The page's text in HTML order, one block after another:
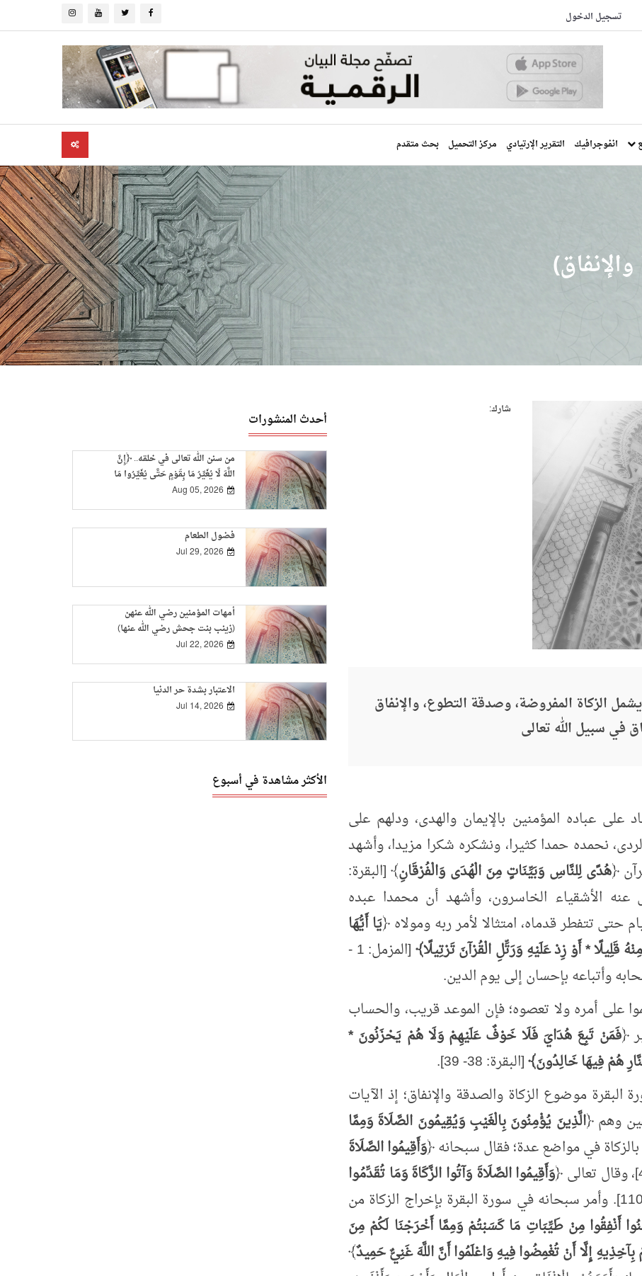
تسجيل الدخول
انفوجرافيك التقرير الإرتيادي مركز التحميل بحث متقدم
شارك:
الزكاة المفروضة، وصدقة التطوع، والإنفاق
في سبيل الله تعالى
على عباده المؤمنين بالإيمان والهدى، ودلهم على
نحمده حمدا كثيرا، ونشكره شكرا مزيدا، وأشهد
﴿هُدًى لِلنَّاسِ وَبَيِّنَاتٍ مِنَ الْهُدَى وَالْفُرْقَانِ﴾ [البقرة:
عنه الأشقياء الخاسرون، وأشهد أن محمدا عبده
حتى تتفطر قدماه، امتثالا لأمر ربه ومولاه ﴿يَا أَيُّهَا
قَلِيلًا * أَوْ زِدْ عَلَيْهِ وَرَتِّلِ الْقُرْآنَ تَرْتِيلًا﴾
[المزمل: 1 -
على أمره ولا تعصوه؛ فإن الموعد قريب، والحساب
﴿فَمَنْ تَبِعَ هُدَايَ فَلَا خَوْفٌ عَلَيْهِمْ وَلَا هُمْ يَحْزَنُونَ *
هُمْ فِيهَا خَالِدُونَ﴾[البقرة: 38- 39].
موضوع الزكاة والصدقة والإنفاق؛ إذ الآيات
وهم ﴿الَّذِينَ يُؤْمِنُونَ بِالْغَيْبِ وَيُقِيمُونَ الصَّلَاةَ وَمِمَّا
وَأَقِيمُوا الصَّلَاةَ
وَأَقِيمُوا الصَّلَاةَ وَآتُوا الزَّكَاةَ وَمَا تُقَدِّمُوا
﴾ [البقرة: 110]. وأمر سبحانه في سورة البقرة بإخراج الزكاة من
أَنْفِقُوا مِنْ طَيِّبَاتِ مَا كَسَبْتُمْ وَمِمَّا أَخْرَجْنَا لَكُمْ مِنَ
إِلَّا أَنْ تُغْمِضُوا فِيهِ وَاعْلَمُوا أَنَّ اللَّهَ غَنِيٌّ حَمِيدٌ﴾
أحدث المنشورات
من سنن الله تعالى في خلقه.. ﴿إِنَّ
اللَّهَ لَا يُغَيِّرُ مَا بِقَوْمٍ حَتَّى يُغَيِّرُوا مَا
بِأَنْفُسِهِمْ﴾
Aug 05, 2026
فضول الطعام
Jul 29, 2026
أمهات المؤمنين رضي الله عنهن
(زينب بنت جحش رضي الله عنها)
Jul 22, 2026
الاعتبار بشدة حر الدنيا
Jul 14, 2026
الأكثر مشاهدة في أسبوع